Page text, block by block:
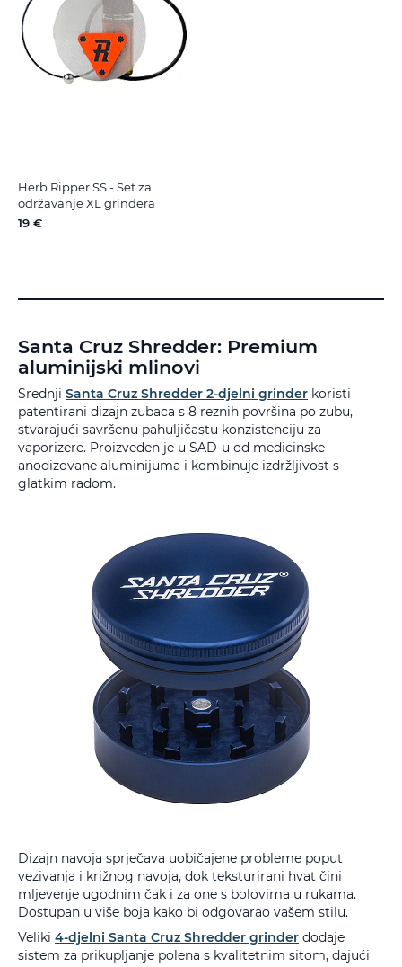
Herb Ripper SS - Set za
održavanje XL grindera
19 €
Santa Cruz Shredder: Premium
aluminijski mlinovi
Srednji Santa Cruz Shredder 2-djelni grinder koristi
patentirani dizajn zubaca s 8 reznih površina po zubu,
stvarajući savršenu pahuljičastu konzistenciju za
vaporizere. Proizveden je u SAD-u od medicinske
anodizovane aluminijuma i kombinuje izdržljivost s
glatkim radom.
Dizajn navoja sprječava uobičajene probleme poput
vezivanja i križnog navoja, dok teksturirani hvat čini
mljevenje ugodnim čak i za one s bolovima u rukama.
Dostupan u više boja kako bi odgovarao vašem stilu.
Veliki 4-djelni Santa Cruz Shredder grinder dodaje
sistem za prikupljanje polena s kvalitetnim sitom, dajući